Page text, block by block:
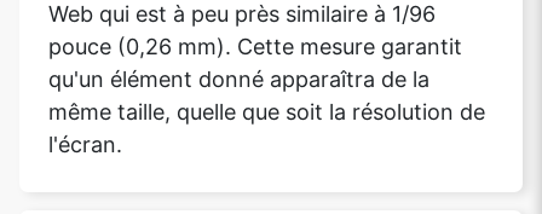
Web qui est à peu près similaire à 1/96
pouce (0,26 mm). Cette mesure garantit
qu'un élément donné apparaîtra de la
même taille, quelle que soit la résolution de
l'écran.